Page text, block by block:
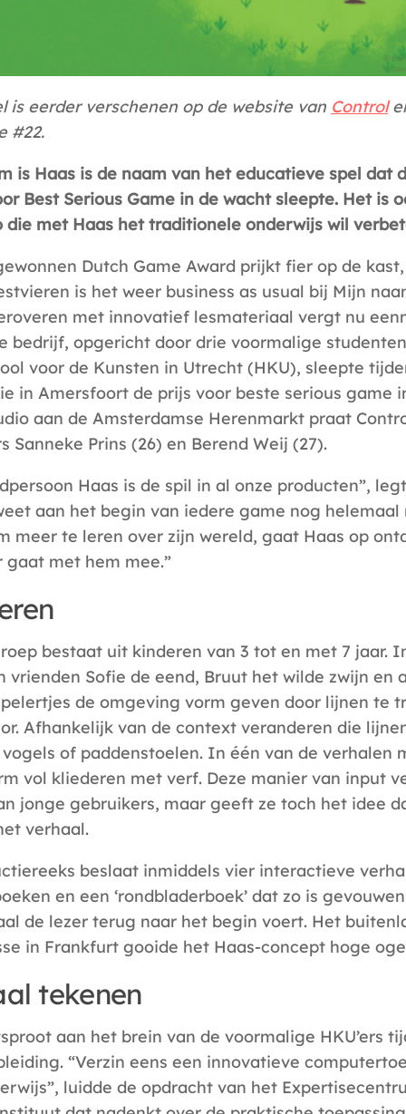
is eerder verschenen op de website van Control
#22.
is Haas is de naam van het educatieve spel dat
Best Serious Game in de wacht sleepte. Het is
die met Haas het traditionele onderwijs wil
Dutch Game Award prijkt fier op de
is het weer business as usual bij Mijn
met innovatief lesmateriaal vergt nu
bedrijf, opgericht door drie voormalige
voor de Kunsten in Utrecht (HKU), sleepte
in Amersfoort de prijs voor beste serious game
aan de Amsterdamse Herenmarkt praat
Sanneke Prins (26) en Berend Weij (27).
Haas is de spil in al onze producten”,
aan het begin van iedere game nog helemaal
meer te leren over zijn wereld, gaat Haas op
gaat met hem mee.”
bestaat uit kinderen van 3 tot en met 7 jaar.
vrienden Sofie de eend, Bruut het wilde zwijn en
de omgeving vorm geven door lijnen te
Afhankelijk van de context veranderen die
of paddenstoelen. In één van de verhalen
vol kliederen met verf. Deze manier van input
jonge gebruikers, maar geeft ze toch het idee
verhaal.
beslaat inmiddels vier interactieve
en een ‘rondbladerboek’ dat zo is
de lezer terug naar het begin voert. Het
in Frankfurt gooide het Haas-concept hoge
tekenen
aan het brein van de voormalige HKU’ers
“Verzin eens een innovatieve
luidde de opdracht van het